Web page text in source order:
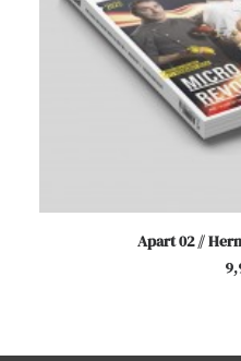
AÑADIR
Apart 02 //